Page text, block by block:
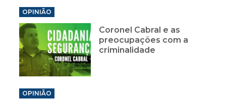
OPINIÃO
Coronel Cabral e as
preocupações com a
criminalidade
OPINIÃO